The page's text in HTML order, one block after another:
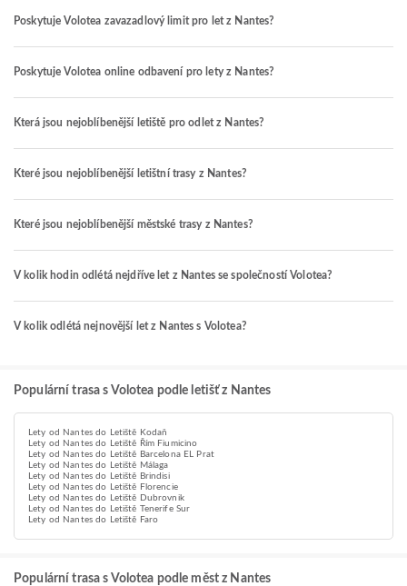
Poskytuje Volotea zavazadlový limit pro let z Nantes?
Poskytuje Volotea online odbavení pro lety z Nantes?
Která jsou nejoblíbenější letiště pro odlet z Nantes?
Které jsou nejoblíbenější letištní trasy z Nantes?
Které jsou nejoblíbenější městské trasy z Nantes?
V kolik hodin odlétá nejdříve let z Nantes se společností Volotea?
V kolik odlétá nejnovější let z Nantes s Volotea?
Populární trasa s Volotea podle letišť z Nantes
Lety od Nantes do Letiště Kodaň
Lety od Nantes do Letiště Řím Fiumicino
Lety od Nantes do Letiště Barcelona EL Prat
Lety od Nantes do Letiště Málaga
Lety od Nantes do Letiště Brindisi
Lety od Nantes do Letiště Florencie
Lety od Nantes do Letiště Dubrovnik
Lety od Nantes do Letiště Tenerife Sur
Lety od Nantes do Letiště Faro
Populární trasa s Volotea podle měst z Nantes